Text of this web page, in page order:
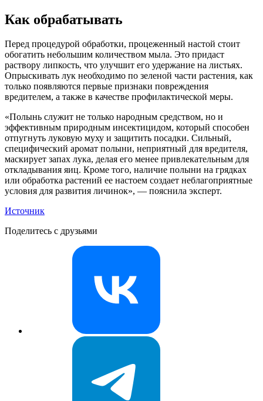
Как обрабатывать
Перед процедурой обработки, процеженный настой стоит
обогатить небольшим количеством мыла. Это придаст
раствору липкость, что улучшит его удержание на листьях.
Опрыскивать лук необходимо по зеленой части растения, как
только появляются первые признаки повреждения
вредителем, а также в качестве профилактической меры.
«Полынь служит не только народным средством, но и
эффективным природным инсектицидом, который способен
отпугнуть луковую муху и защитить посадки. Сильный,
специфический аромат полыни, неприятный для вредителя,
маскирует запах лука, делая его менее привлекательным для
откладывания яиц. Кроме того, наличие полыни на грядках
или обработка растений ее настоем создает неблагоприятные
условия для развития личинок», — пояснила эксперт.
Источник
Поделитесь с друзьями